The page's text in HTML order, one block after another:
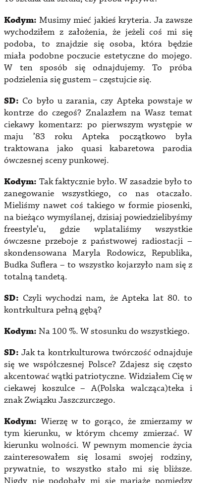
Kodym: Musimy mieć jakieś kryteria. Ja zawsze
wychodziłem z założenia, że jeżeli coś mi się
podoba, to znajdzie się osoba, która będzie
miała podobne poczucie estetyczne do mojego.
W ten sposób się odnajdujemy. To próba
podzielenia się gustem – częstujcie się.
SD: Co było u zarania, czy Apteka powstaje w
kontrze do czegoś? Znalazłem na Wasz temat
ciekawy komentarz: po pierwszym występie w
maju ’83 roku Apteka początkowo była
traktowana jako quasi kabaretowa parodia
ówczesnej sceny punkowej.
Kodym: Tak faktycznie było. W zasadzie było to
zanegowanie wszystkiego, co nas otaczało.
Mieliśmy nawet coś takiego w formie piosenki,
na bieżąco wymyślanej, dzisiaj powiedzielibyśmy
freestyle’u, gdzie wplataliśmy wszystkie
ówczesne przeboje z państwowej radiostacji –
skondensowana Maryla Rodowicz, Republika,
Budka Suflera – to wszystko kojarzyło nam się z
totalną tandetą.
SD: Czyli wychodzi nam, że Apteka lat 80. to
kontrkultura pełną gębą?
Kodym: Na 100 %. W stosunku do wszystkiego.
SD: Jak ta kontrkulturowa twórczość odnajduje
się we współczesnej Polsce? Zdajesz się często
akcentować wątki patriotyczne. Widziałem Cię w
ciekawej koszulce – A(Polska walcząca)teka i
znak Związku Jaszczurczego.
Kodym: Wierzę w to gorąco, że zmierzamy w
tym kierunku, w którym chcemy zmierzać. W
kierunku wolności. W pewnym momencie życia
zainteresowałem się losami swojej rodziny,
prywatnie, to wszystko stało mi się bliższe.